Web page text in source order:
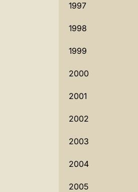
1997
1998
1999
2000
2001
2002
2003
2004
2005